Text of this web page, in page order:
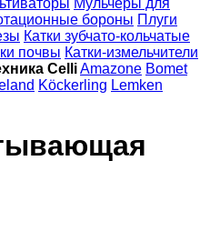
Мульчеры для
бороны Плуги
Катки зубчато-кольчатые
почвы Катки-измельчители
CelliAmazone Bomet
Köckerling Lemken